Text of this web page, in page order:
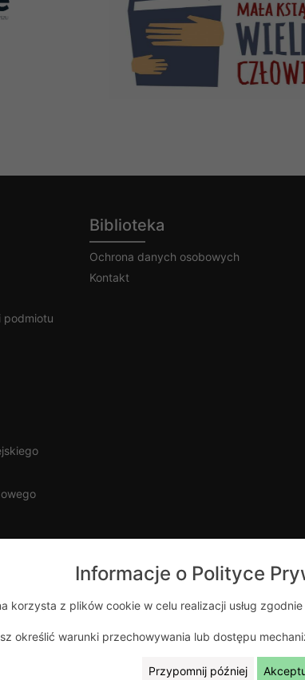
podmiotu
Biblioteka
Ochrona danych osobowych
Kontakt
Informacje o Polityce
korzysta z plików cookie w celu realizacji usług
określić warunki przechowywania lub dostępu
Przypomnij później